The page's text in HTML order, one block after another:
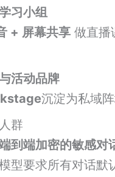
习小组
+ 屏幕共享 做直播
活动品牌
沉淀为私域
群
到端加密的敏感对
型要求所有对话默